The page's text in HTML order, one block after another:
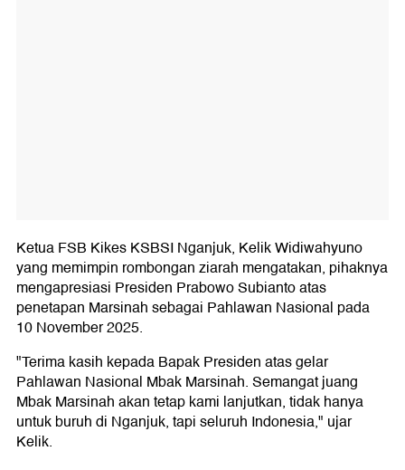
Ketua FSB Kikes KSBSI Nganjuk, Kelik Widiwahyuno
yang memimpin rombongan ziarah mengatakan, pihaknya
mengapresiasi Presiden Prabowo Subianto atas
penetapan Marsinah sebagai Pahlawan Nasional pada
10 November 2025.
"Terima kasih kepada Bapak Presiden atas gelar
Pahlawan Nasional Mbak Marsinah. Semangat juang
Mbak Marsinah akan tetap kami lanjutkan, tidak hanya
untuk buruh di Nganjuk, tapi seluruh Indonesia," ujar
Kelik.